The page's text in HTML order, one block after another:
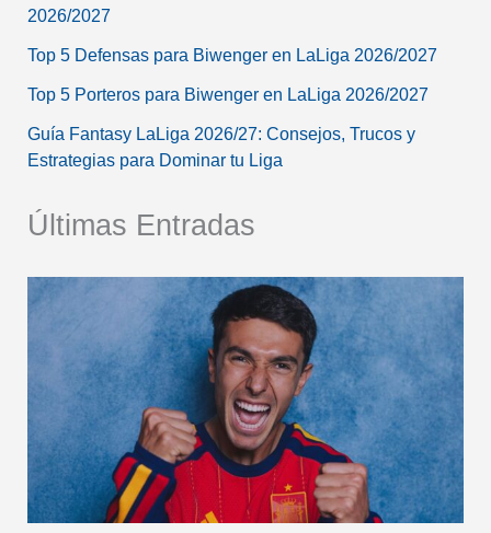
2026/2027
Top 5 Defensas para Biwenger en LaLiga 2026/2027
Top 5 Porteros para Biwenger en LaLiga 2026/2027
Guía Fantasy LaLiga 2026/27: Consejos, Trucos y
Estrategias para Dominar tu Liga
Últimas Entradas